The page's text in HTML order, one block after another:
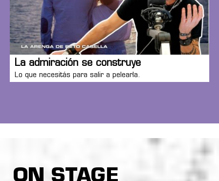
La admiración se construye
Lo que necesitás para salir a pelearla.
ON STAGE